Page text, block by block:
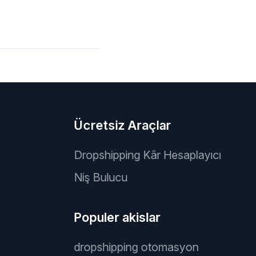
Ücretsiz Araçlar
Dropshipping Kâr Hesaplayıcı
Niş Bulucu
Populer akislar
dropshipping otomasyon